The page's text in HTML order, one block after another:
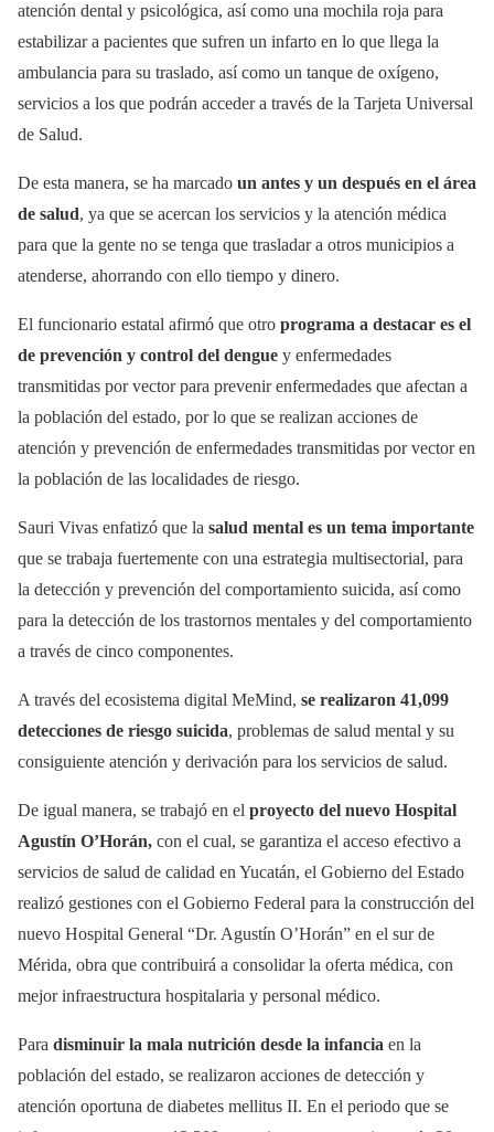
atención dental y psicológica, así como una mochila roja para
estabilizar a pacientes que sufren un infarto en lo que llega la
ambulancia para su traslado, así como un tanque de oxígeno,
servicios a los que podrán acceder a través de la Tarjeta Universal
de Salud.
De esta manera, se ha marcado un antes y un después en el área
de salud, ya que se acercan los servicios y la atención médica
para que la gente no se tenga que trasladar a otros municipios a
atenderse, ahorrando con ello tiempo y dinero.
El funcionario estatal afirmó que otro programa a destacar es el
de prevención y control del dengue y enfermedades
transmitidas por vector para prevenir enfermedades que afectan a
la población del estado, por lo que se realizan acciones de
atención y prevención de enfermedades transmitidas por vector en
la población de las localidades de riesgo.
Sauri Vivas enfatizó que la salud mental es un tema importante
que se trabaja fuertemente con una estrategia multisectorial, para
la detección y prevención del comportamiento suicida, así como
para la detección de los trastornos mentales y del comportamiento
a través de cinco componentes.
A través del ecosistema digital MeMind, se realizaron 41,099
detecciones de riesgo suicida, problemas de salud mental y su
consiguiente atención y derivación para los servicios de salud.
De igual manera, se trabajó en el proyecto del nuevo Hospital
Agustín O’Horán, con el cual, se garantiza el acceso efectivo a
servicios de salud de calidad en Yucatán, el Gobierno del Estado
realizó gestiones con el Gobierno Federal para la construcción del
nuevo Hospital General “Dr. Agustín O’Horán” en el sur de
Mérida, obra que contribuirá a consolidar la oferta médica, con
mejor infraestructura hospitalaria y personal médico.
Para disminuir la mala nutrición desde la infancia en la
población del estado, se realizaron acciones de detección y
atención oportuna de diabetes mellitus II. En el periodo que se